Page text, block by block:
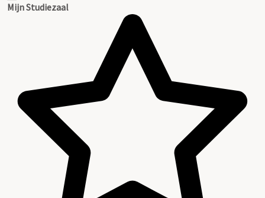
Mijn Studiezaal